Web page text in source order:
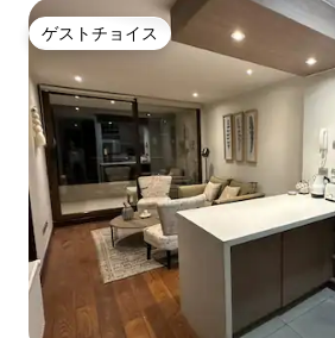
ゲストチョイス
ゲストチョイス